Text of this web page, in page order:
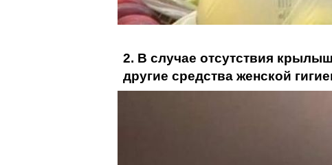
2. В случае отсутствия
другие средства женской